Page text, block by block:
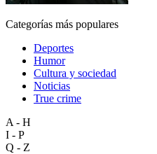
Categorías más populares
Deportes
Humor
Cultura y sociedad
Noticias
True crime
A - H
I - P
Q - Z